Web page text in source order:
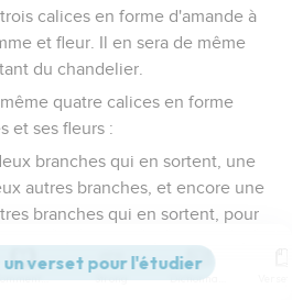
calices en forme d'amande à
et fleur. Il en sera de même
du chandelier.
quatre calices en forme
et ses fleurs :
branches qui en sortent, une
autres branches, et encore une
branches qui en sortent, pour
en seront tirées ; il sera tout
Commentaires Strong